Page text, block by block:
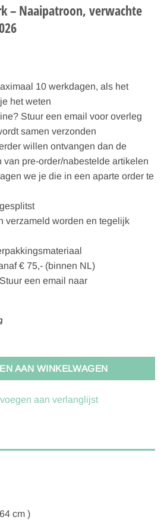
– Naaipatroon, verwachte
10 werkdagen, als het
het weten
Stuur een email voor overleg
samen verzonden
willen ontvangen dan de
van pre-order/nabestelde artikelen
we je die in een aparte order te
verzameld worden en tegelijk
€ 75,- (binnen NL)
een email naar
verwachte levering oktober
AAN WINKELWAGEN
aan verlanglijst
cm )